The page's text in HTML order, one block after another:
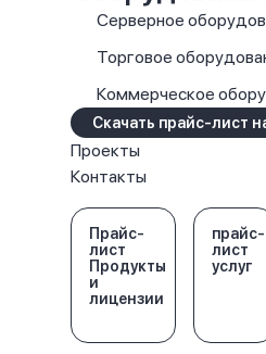
Серверное
Торговое
Коммерческое
Скачать прайс-лист
Проекты
Контакты
Прайс-
лист
Продукты
и
лицензии
прайс-
лист
услуг